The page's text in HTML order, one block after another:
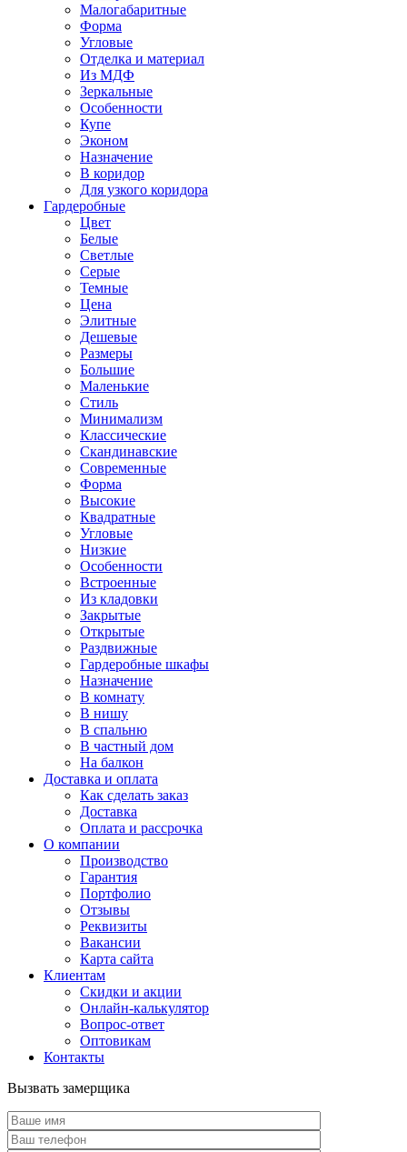
Малогабаритные
Форма
Угловые
Отделка и материал
Из МДФ
Зеркальные
Особенности
Купе
Эконом
Назначение
В коридор
Для узкого коридора
Гардеробные
Цвет
Белые
Светлые
Серые
Темные
Цена
Элитные
Дешевые
Размеры
Большие
Маленькие
Стиль
Минимализм
Классические
Скандинавские
Современные
Форма
Высокие
Квадратные
Угловые
Низкие
Особенности
Встроенные
Из кладовки
Закрытые
Открытые
Раздвижные
Гардеробные шкафы
Назначение
В комнату
В нишу
В спальню
В частный дом
На балкон
Доставка и оплата
Как сделать заказ
Доставка
Оплата и рассрочка
О компании
Производство
Гарантия
Портфолио
Отзывы
Реквизиты
Вакансии
Карта сайта
Клиентам
Скидки и акции
Онлайн-калькулятор
Вопрос-ответ
Оптовикам
Контакты
Вызвать замерщика